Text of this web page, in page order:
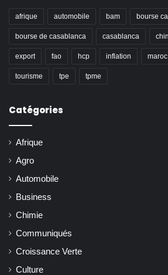
afrique automobile bam bourse
bourse de casablanca casablanca
export fao hcp inflation maroc
tourisme tpe tpme
Catégories
Afrique
Agro
Automobile
Business
Chimie
Communiqués
Croissance Verte
Culture